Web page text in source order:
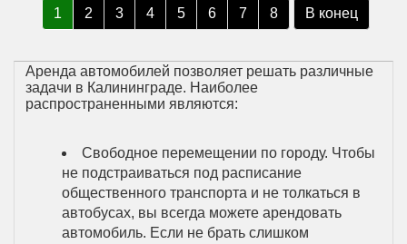
1 2 3 4 5 6 7 8 В конец
Аренда автомобилей позволяет решать различные
задачи в Калининграде. Наиболее
распространенными являются:
Свободное перемещении по городу. Чтобы
не подстраиваться под расписание
общественного транспорта и не толкаться в
автобусах, вы всегда можете арендовать
автомобиль. Если не брать слишком